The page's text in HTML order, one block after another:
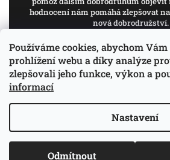
Používáme cookies, abychom
prohlížení webu a díky analýze
zlepšovali jeho funkce, výkon a
informací
Nastavení
Odmítnout
hodnocení nám pomáhá zlepšovat
nová
✍️ Napiš recenzi na
Děkujeme, že pomáháš psát příběh
Vytvořil ShoptetCopyright 2026